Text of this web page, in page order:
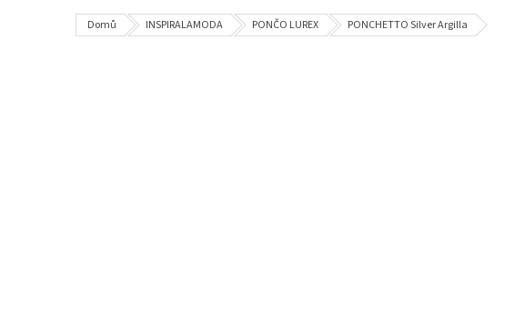
Domů INSPIRALAMODA PONČO LUREX PONCHETTO Silver Argilla